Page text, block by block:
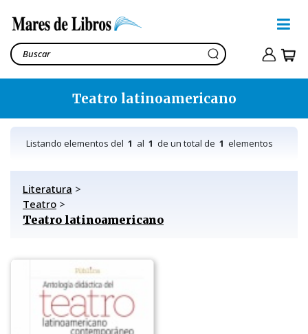
Teatro latinoamericano
Listando elementos del 1 al 1 de un total de 1 elementos
Literatura >
Teatro >
Teatro latinoamericano